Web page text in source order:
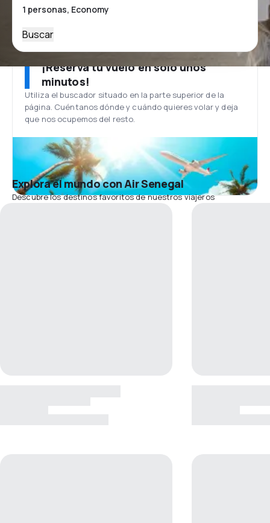
Buscar
¡Reserva tu vuelo en solo unos
minutos!
Utiliza el buscador situado en la parte superior de la
página. Cuéntanos dónde y cuándo quieres volar y deja
que nos ocupemos del resto.
Explora el mundo con Air Senegal
Descubre los destinos favoritos de nuestros viajeros